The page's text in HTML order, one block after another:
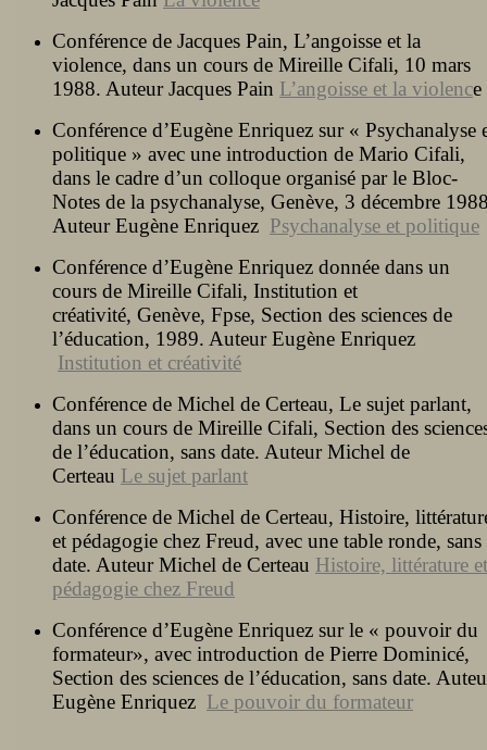
Conférence de Jacques Pain, L’angoisse et la
violence, dans un cours de Mireille Cifali, 10 mars
1988. Auteur Jacques Pain L’angoisse et la violence
Conférence d’Eugène Enriquez sur « Psychanalyse
politique » avec une introduction de Mario Cifali,
dans le cadre d’un colloque organisé par le Bloc-
Notes de la psychanalyse, Genève, 3 décembre
Auteur Eugène Enriquez Psychanalyse et politique
Conférence d’Eugène Enriquez donnée dans un
cours de Mireille Cifali, Institution et
créativité, Genève, Fpse, Section des sciences de
l’éducation, 1989. Auteur Eugène Enriquez
Institution et créativité
Conférence de Michel de Certeau, Le sujet parlant,
dans un cours de Mireille Cifali, Section des
de l’éducation, sans date. Auteur Michel de
Certeau Le sujet parlant
Conférence de Michel de Certeau, Histoire,
et pédagogie chez Freud, avec une table ronde, sans
date. Auteur Michel de Certeau Histoire, littérature et
pédagogie chez Freud
Conférence d’Eugène Enriquez sur le « pouvoir du
formateur», avec introduction de Pierre Dominicé,
Section des sciences de l’éducation, sans date.
Eugène Enriquez Le pouvoir du formateur